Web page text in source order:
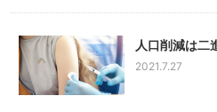
人口削減は二
2021.7.27